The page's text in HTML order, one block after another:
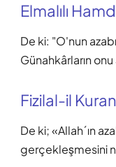
Elmalılı
De ki: "O'nun
Günahkârların
Fizilal-il Kuran
De ki; «Allah´ın
gerçekleşmesini